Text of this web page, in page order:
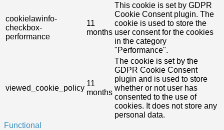
cookielawinfo-
checkbox-
performance
11
months
This cookie is set by GDPR
Cookie Consent plugin. The
cookie is used to store the
user consent for the cookies
in the category
"Performance".
viewed_cookie_policy
11
months
The cookie is set by the
GDPR Cookie Consent
plugin and is used to store
whether or not user has
consented to the use of
cookies. It does not store any
personal data.
Functional